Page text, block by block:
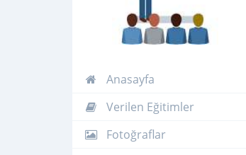
Anasayfa
Verilen Eğitimler
Fotoğraflar